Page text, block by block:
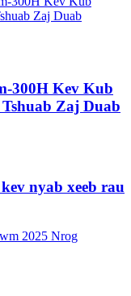
300H Kev Kub
Zaj Duab
nyab xeeb rau